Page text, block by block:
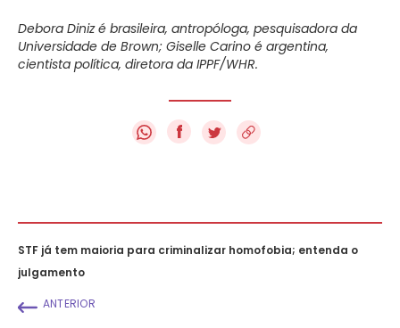
Debora Diniz é brasileira, antropóloga, pesquisadora da
Universidade de Brown; Giselle Carino é argentina,
cientista política, diretora da IPPF/WHR.
f
STF já tem maioria para criminalizar homofobia; entenda o
julgamento
ANTERIOR